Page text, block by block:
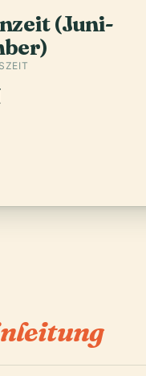
(Juni-